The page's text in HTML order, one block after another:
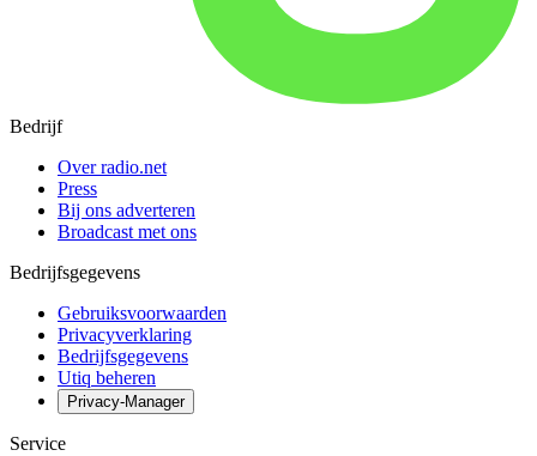
Bedrijf
Over radio.net
Press
Bij ons adverteren
Broadcast met ons
Bedrijfsgegevens
Gebruiksvoorwaarden
Privacyverklaring
Bedrijfsgegevens
Utiq beheren
Privacy-Manager
Service